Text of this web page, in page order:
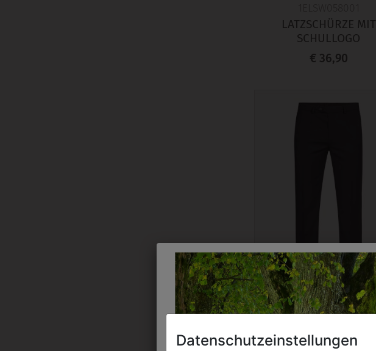
LATZSCHÜRZE MIT
SCHULLOGO
€ 36,90
313247000010
Datenschutzeinstellungen